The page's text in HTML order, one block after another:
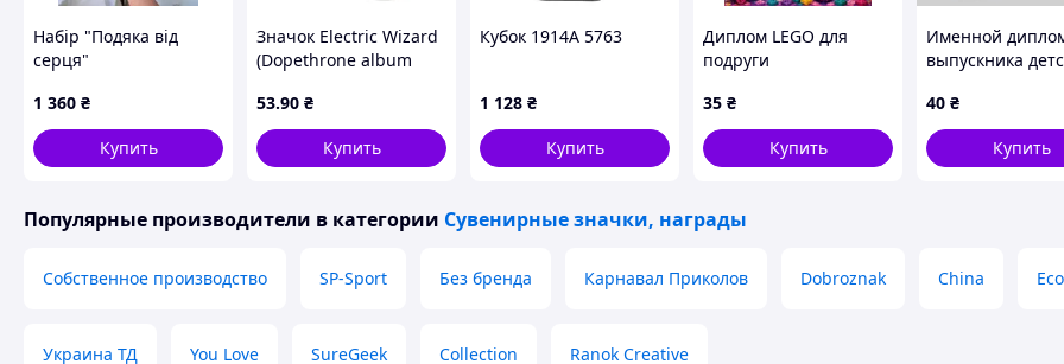
№1012 №1013 №1014
Набір "Подяка від
серця"
1 360 ₴
Купить
Значок Electric Wizard
(Dopethrone album
53.90 ₴
Купить
Кубок 1914A 5763
1 128 ₴
Купить
Диплом LEGO для
подруги
35 ₴
Купить
Именной
выпускника
40 ₴
Купить
Популярные производители в категории Сувенирные значки, награды
Собственное производство SP-Sport Без бренда Карнавал Приколов Dobroznak China
Украина ТД You Love SureGeek Collection Ranok Creative